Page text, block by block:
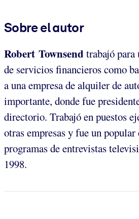
Sobre el autor
Robert Townsend trabajó para
de servicios financieros como
a una empresa de alquiler de
importante, donde fue
directorio. Trabajó en puestos
otras empresas y fue un
programas de entrevistas
1998.